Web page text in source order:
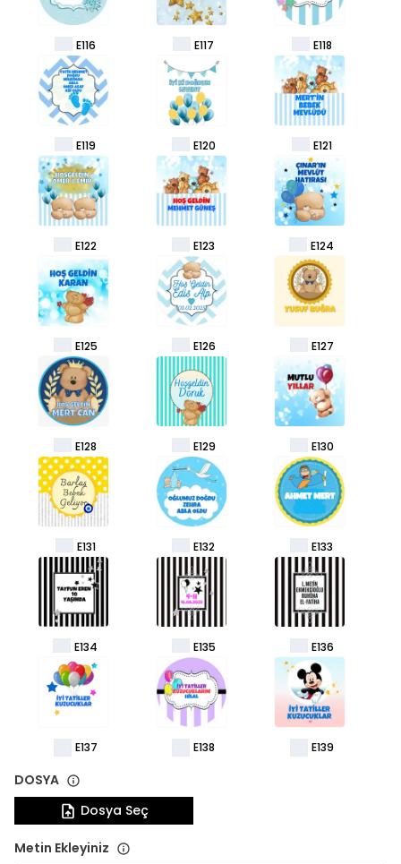
E116 E117 E118
E119 E120 E121
E122 E123 E124
E125 E126 E127
E128 E129 E130
E131 E132 E133
E134 E135 E136
E137 E138 E139
DOSYA
Dosya Seç
Metin Ekleyiniz